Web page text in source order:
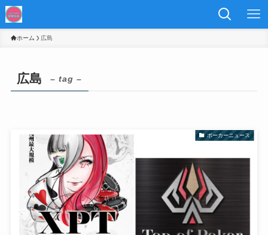
ホーム 広島
広島 – tag –
ポーカーニュース